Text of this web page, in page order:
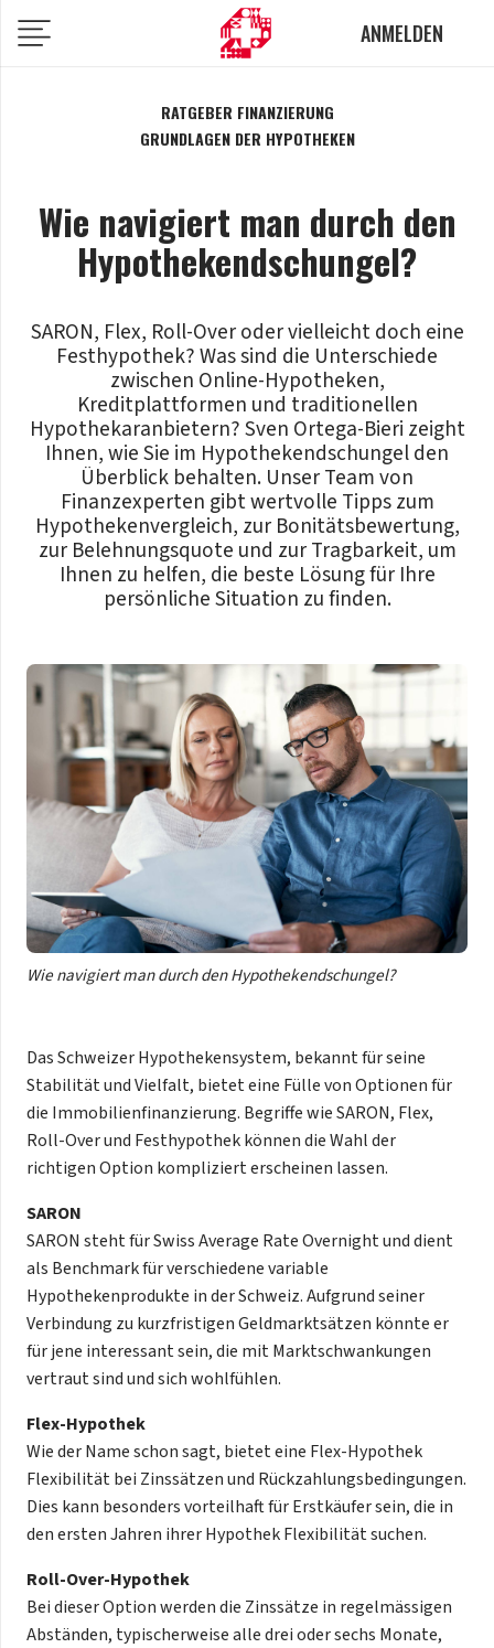
ANMELDEN
RATGEBER FINANZIERUNG
GRUNDLAGEN DER HYPOTHEKEN
Wie navigiert man durch den
Hypothekendschungel?
SARON, Flex, Roll-Over oder vielleicht doch eine
Festhypothek? Was sind die Unterschiede
zwischen Online-Hypotheken,
Kreditplattformen und traditionellen
Hypothekaranbietern? Sven Ortega-Bieri zeight
Ihnen, wie Sie im Hypothekendschungel den
Überblick behalten. Unser Team von
Finanzexperten gibt wertvolle Tipps zum
Hypothekenvergleich, zur Bonitätsbewertung,
zur Belehnungsquote und zur Tragbarkeit, um
Ihnen zu helfen, die beste Lösung für Ihre
persönliche Situation zu finden.
Wie navigiert man durch den Hypothekendschungel?
Das Schweizer Hypothekensystem, bekannt für seine
Stabilität und Vielfalt, bietet eine Fülle von Optionen für
die Immobilienfinanzierung. Begriffe wie SARON, Flex,
Roll-Over und Festhypothek können die Wahl der
richtigen Option kompliziert erscheinen lassen.
SARON
SARON steht für Swiss Average Rate Overnight und dient
als Benchmark für verschiedene variable
Hypothekenprodukte in der Schweiz. Aufgrund seiner
Verbindung zu kurzfristigen Geldmarktsätzen könnte er
für jene interessant sein, die mit Marktschwankungen
vertraut sind und sich wohlfühlen.
Flex-Hypothek
Wie der Name schon sagt, bietet eine Flex-Hypothek
Flexibilität bei Zinssätzen und Rückzahlungsbedingungen.
Dies kann besonders vorteilhaft für Erstkäufer sein, die in
den ersten Jahren ihrer Hypothek Flexibilität suchen.
Roll-Over-Hypothek
Bei dieser Option werden die Zinssätze in regelmässigen
Abständen, typischerweise alle drei oder sechs Monate,